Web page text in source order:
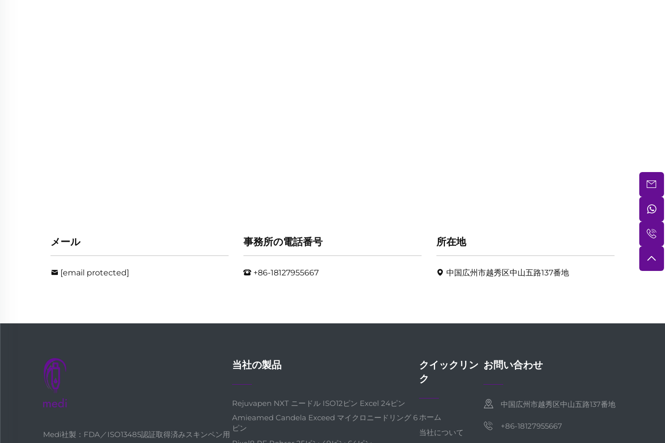
メール
[email protected]
事務所の電話番号
+86-18127955667
所在地
中国広州市越秀区中山五路137番地
Medi社製：FDA／ISO13485認証取得済みスキンペン用
当社の製品
Rejuvapen NXT ニードル ISO12ピン Excel 24ピン
Amieamed Candela Exceed マイクロニードリング 6
ピン
クイックリン
ク
ホーム
当社について
お問い合わせ
中国広州市越秀区中山五路137番地
+86-18127955667